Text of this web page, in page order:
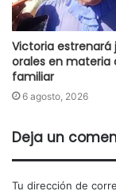
Victoria estrenará
orales en materia
familiar
6 agosto, 2026
Deja un
Tu dirección de